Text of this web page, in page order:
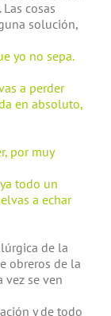
cosas
solución,
yo no sepa.
a perder
en absoluto,
por muy
todo un
a echar
de la
obreros de la
vez se ven
y de todo